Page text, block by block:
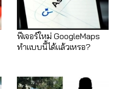
ฟีเจอร์ใหม่ GoogleMaps
ทำแบบนี้ได้แล้วเหรอ?